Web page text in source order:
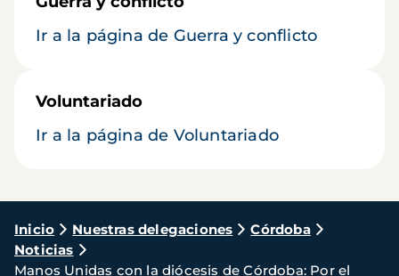
Ir a la página de Guerra y conflicto
Voluntariado
Ir a la página de Voluntariado
Ruta
de
Inicio Nuestras delegaciones
Córdoba
Noticias
Manos Unidas con la diócesis de Córdoba: Por el